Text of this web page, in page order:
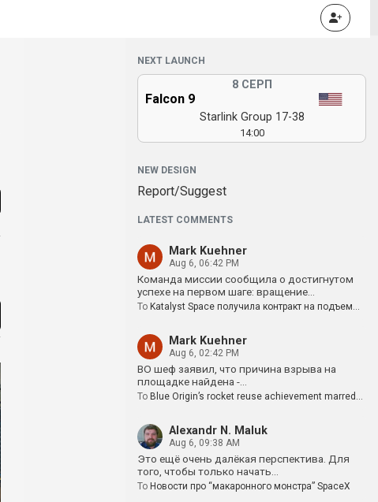
NEXT LAUNCH
8 СЕРП
Falcon 9
Starlink Group 17-38
14:00
NEW DESIGN
Report/Suggest
LATEST COMMENTS
Mark Kuehner
Aug 6, 06:42 PM
Команда миссии сообщила о достигнутом
успехе на первом шаге: вращение…
To Katalyst Space получила контракт на подъем…
Mark Kuehner
Aug 6, 02:42 PM
BO шеф заявил, что причина взрыва на
площадке найдена -…
To Blue Origin’s rocket reuse achievement marred…
Alexandr N. Maluk
Aug 6, 09:38 AM
Это ещё очень далёкая перспектива. Для
того, чтобы только начать…
To Новости про “макаронного монстра” SpaceX